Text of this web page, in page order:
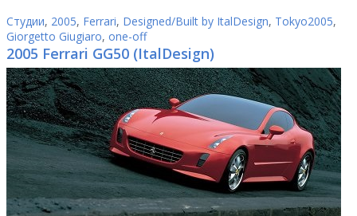
Студии, 2005, Ferrari, Designed/Built by ItalDesign, Tokyo2005,
Giorgetto Giugiaro, one-off
2005 Ferrari GG50 (ItalDesign)